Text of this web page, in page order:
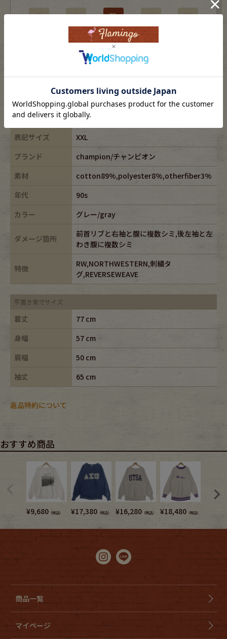
S A B C D
使用感はあるがダメージの少ない商品
※USEDですので使用感などございますが、まだまだご愛用していただけます。
古着という事をご理解の上ご注文よろしくお願いします。
表記サイズ
XXL
ブランド
champion/チャンピオン
素材
cotton89%,polyester8%,otherfiber3%
年代
90s
カラー
グレー/gray
ダメージ箇所
前首リブと右袖と腹に複数シミ,後左袖と左
わき腹に複数シミ
特徴
RW,NORTHWESTERN,刺繍タ
グ,REVERSEWEAVE
平置き実寸サイズ
着丈
77 cm
身幅
57 cm
肩幅
50 cm
袖丈
65 cm
返品特約について
おすすめ商品
¥9,680 （税込） ¥17,380 （税込） ¥16,280 （税込） ¥18,480 （税込）
商品一覧
マイページ